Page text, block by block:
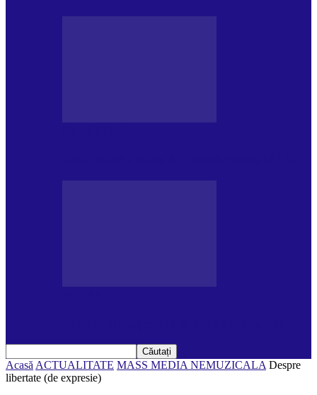
Acasă ACTUALITATE MASS MEDIA NEMUZICALA Despre
libertate (de expresie)